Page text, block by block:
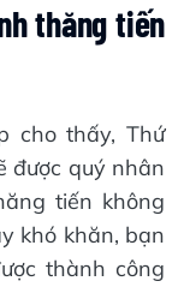
thăng tiến
cho thấy, Thứ
được quý nhân
tiến không
khó khăn, bạn
thành công